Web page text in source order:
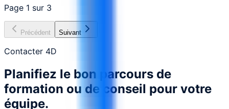
décisions et livrables directement utilisables en
Page 1 sur 3
Précédent Suivant
Contacter 4D
Planifiez le bon parcours de
formation ou de conseil pour votre
équipe.